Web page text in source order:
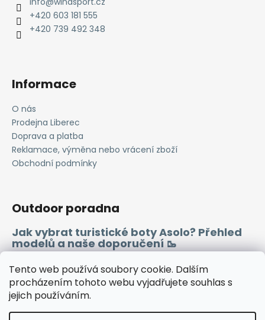
Tento web používá soubory cookie. Dalším
procházením tohoto webu vyjadřujete souhlas s
jejich používáním.
+420 603 181 555
+420 739 492 348
Informace
O nás
Prodejna Liberec
Doprava a platba
Reklamace, výměna nebo vrácení zboží
Obchodní podmínky
Outdoor poradna
Jak vybrat turistické boty Asolo? Přehled
modelů a naše doporučení 🥾